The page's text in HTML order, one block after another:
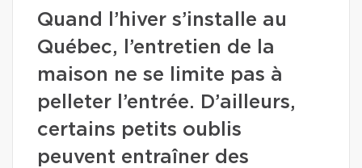
Quand l’hiver s’installe au
Québec, l’entretien de la
maison ne se limite pas à
pelleter l’entrée. D’ailleurs,
certains petits oublis
peuvent entraîner des